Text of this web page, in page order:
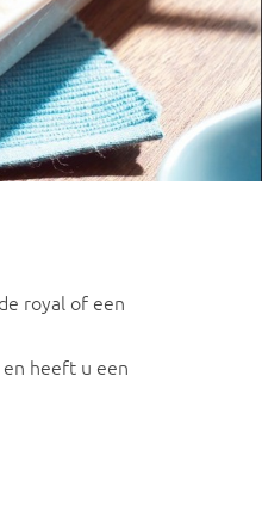
royal of een
heeft u een